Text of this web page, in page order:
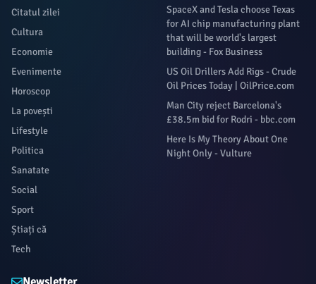
Citatul zilei
Cultura
Economie
Evenimente
Horoscop
La povești
Lifestyle
Politica
Sanatate
Social
Sport
Știați că
Tech
SpaceX and Tesla choose Texas
for AI chip manufacturing plant
that will be world's largest
building - Fox Business
US Oil Drillers Add Rigs - Crude
Oil Prices Today | OilPrice.com
Man City reject Barcelona's
£38.5m bid for Rodri - bbc.com
Here Is My Theory About One
Night Only - Vulture